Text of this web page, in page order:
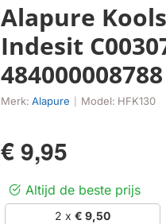
Alapure
Indesit
484000008788
Merk: Alapure Model: HFK130
€ 9,95
Altijd de beste prijs
2 x € 9,50